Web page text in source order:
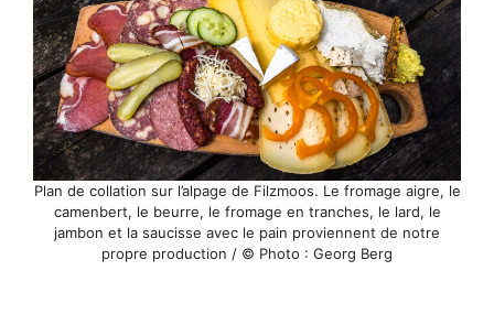
Plan de collation sur l’alpage de Filzmoos. Le fromage aigre, le
camenbert, le beurre, le fromage en tranches, le lard, le
jambon et la saucisse avec le pain proviennent de notre
propre production / © Photo : Georg Berg